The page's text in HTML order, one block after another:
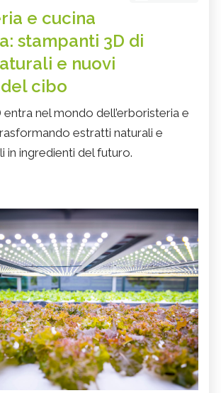
e cucina
stampanti 3D di
e nuovi
cibo
entra nel mondo dell’erboristeria e
estratti naturali e
in ingredienti del futuro.